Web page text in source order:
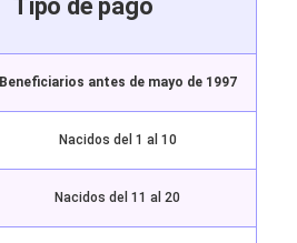
Tipo de pago
Beneficiarios antes de mayo de 1997
Nacidos del 1 al 10
Nacidos del 11 al 20